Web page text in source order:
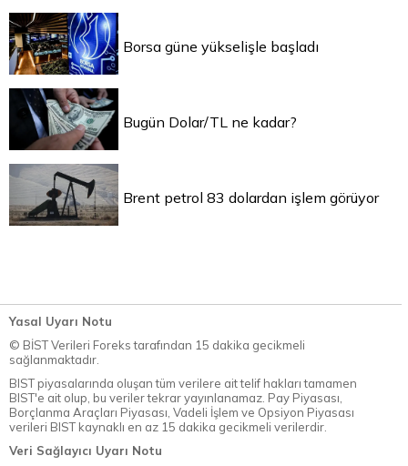
Borsa güne yükselişle başladı
Bugün Dolar/TL ne kadar?
Brent petrol 83 dolardan işlem görüyor
Yasal Uyarı Notu
© BİST Verileri Foreks tarafından 15 dakika gecikmeli
sağlanmaktadır.
BIST piyasalarında oluşan tüm verilere ait telif hakları tamamen
BIST'e ait olup, bu veriler tekrar yayınlanamaz. Pay Piyasası,
Borçlanma Araçları Piyasası, Vadeli İşlem ve Opsiyon Piyasası
verileri BIST kaynaklı en az 15 dakika gecikmeli verilerdir.
Veri Sağlayıcı Uyarı Notu